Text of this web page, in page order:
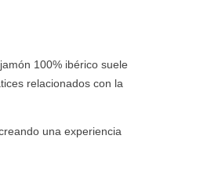
100% ibérico suele
relacionados con la
una experiencia